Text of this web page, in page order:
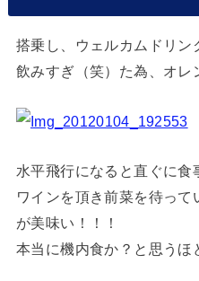
搭乗し、ウェルカムドリ
飲みすぎ（笑）た為、オレ
水平飛行になると直ぐに食
ワインを頂き前菜を待っ
が美味い！！！
本当に機内食か？と思うほ